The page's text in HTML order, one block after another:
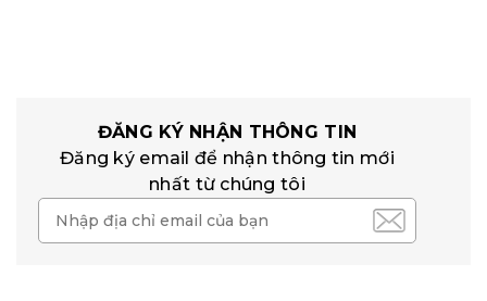
ĐĂNG KÝ NHẬN THÔNG TIN
Đăng ký email để nhận thông tin mới
nhất từ chúng tôi